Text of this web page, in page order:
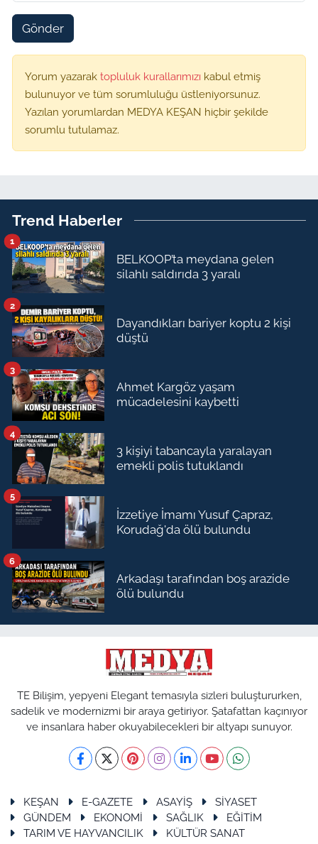
Gönder
Yorum yazarak topluluk kurallarımızı kabul etmiş
bulunuyor ve tüm sorumluluğu üstleniyorsunuz.
Yazılan yorumlardan MEDYA KEŞAN hiçbir şekilde
sorumlu tutulamaz.
Trend Haberler
BELKOOP’ta meydana gelen
silahlı saldırıda 3 yaralı
1
Dayandıkları bariyer koptu 2 kişi
düştü
2
Ahmet Kargöz yaşam
mücadelesini kaybetti
3
3 kişiyi tabancayla yaralayan
emekli polis tutuklandı
4
İzzetiye İmamı Yusuf Çapraz,
Korudağ'da ölü bulundu
5
Arkadaşı tarafından boş arazide
ölü bulundu
6
TE Bilişim, yepyeni Elegant temasıyla sizleri buluştururken,
sadelik ve modernizmi bir araya getiriyor. Şatafattan kaçınıyor
ve insanlara haber okuyabilecekleri bir altyapı sunuyor.
KEŞAN E-GAZETE ASAYİŞ
SİYASET
GÜNDEM
EKONOMİ SAĞLIK
EĞİTİM
TARIM VE HAYVANCILIK
KÜLTÜR SANAT